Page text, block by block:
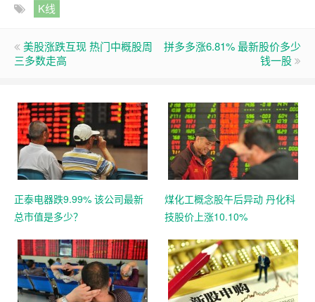
K线
美股涨跌互现 热门中概股周
三多数走高
拼多多涨6.81% 最新股价多少
钱一股
正泰电器跌9.99% 该公司最新
总市值是多少？
煤化工概念股午后异动 丹化科
技股价上涨10.10%